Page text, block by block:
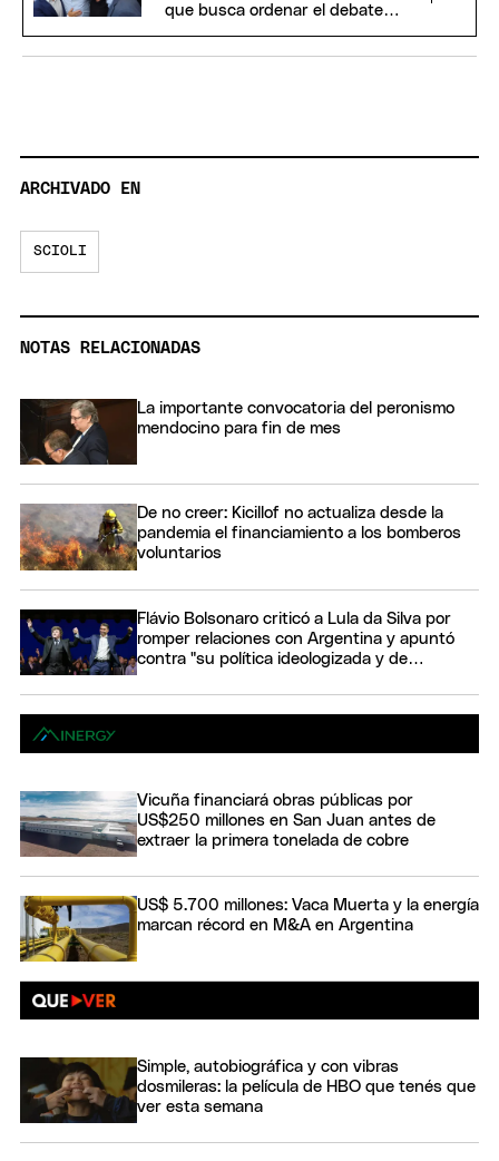
que busca ordenar el debate
ARCHIVADO EN
SCIOLI
NOTAS RELACIONADAS
La importante convocatoria del peronismo
mendocino para fin de mes
De no creer: Kicillof no actualiza desde la
pandemia el financiamiento a los bomberos
voluntarios
Flávio Bolsonaro criticó a Lula da Silva por
romper relaciones con Argentina y apuntó
contra "su política ideologizada y de
Vicuña financiará obras públicas por
US$250 millones en San Juan antes de
extraer la primera tonelada de cobre
US$ 5.700 millones: Vaca Muerta y la energía
marcan récord en M&A en Argentina
Simple, autobiográfica y con vibras
dosmileras: la película de HBO que tenés que
ver esta semana